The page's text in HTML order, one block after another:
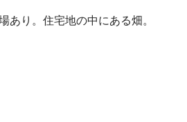
あり。住宅地の中にある畑。